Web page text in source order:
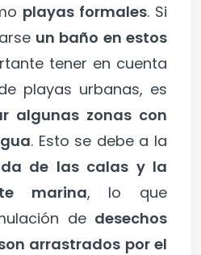
playas formales. Si
un baño en estos
tener en cuenta
playas urbanas, es
algunas zonas con
. Esto se debe a la
de las calas y la
marina, lo que
de desechos
arrastrados por el